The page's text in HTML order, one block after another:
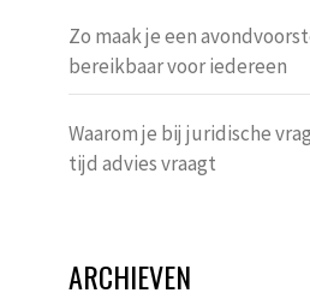
Zo maak je een
bereikbaar voor iedereen
Waarom je bij juridische
tijd advies vraagt
ARCHIEVEN